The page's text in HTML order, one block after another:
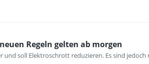
Regeln gelten ab morgen
und soll Elektroschrott reduzieren. Es sind jedoch